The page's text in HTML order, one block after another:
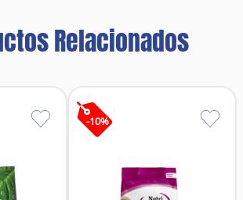
Relacionados
-10%